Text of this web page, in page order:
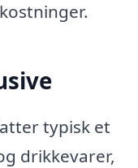
typisk et
drikkevarer,